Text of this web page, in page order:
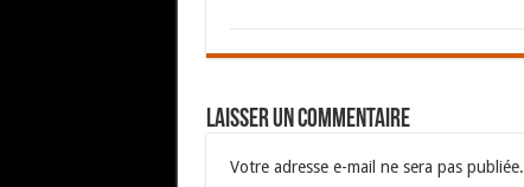
Laisser un commentaire
Votre adresse e-mail ne sera pas publiée.